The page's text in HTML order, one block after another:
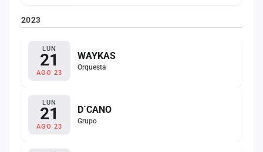
2023
LUN
21
AGO 23
WAYKAS
Orquesta
LUN
21
AGO 23
D´CANO
Grupo